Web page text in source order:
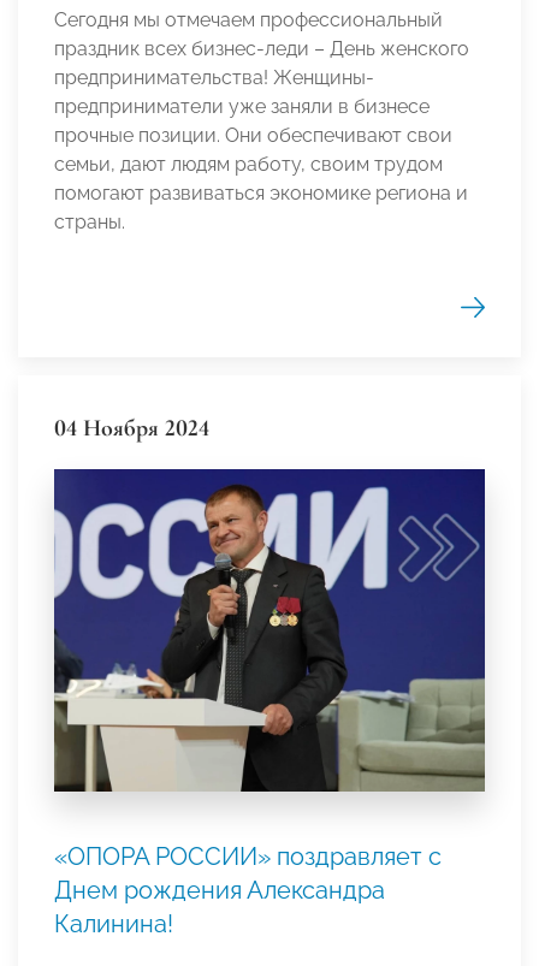
Сегодня мы отмечаем профессиональный
праздник всех бизнес-леди – День женского
предпринимательства! Женщины-
предприниматели уже заняли в бизнесе
прочные позиции. Они обеспечивают свои
семьи, дают людям работу, своим трудом
помогают развиваться экономике региона и
страны.
04 Ноября 2024
«ОПОРА РОССИИ» поздравляет с
Днем рождения Александра
Калинина!